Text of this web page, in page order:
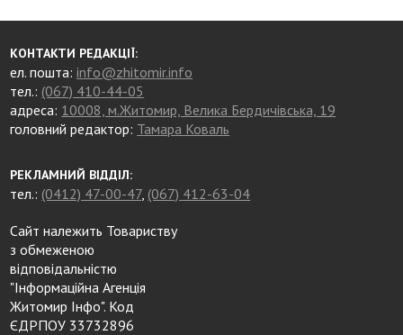
КОНТАКТИ РЕДАКЦІЇ:
ел. пошта:info@zhitomir.info
тел.: (067) 410-44-05
адреса: 10008, м.Житомир, Велика Бердичівська, 19
головний редактор: Тамара Коваль
РЕКЛАМНИЙ ВІДДІЛ:
тел.: (0412) 47-00-47, (067) 412-63-04
Сайт належить Товариству
з обмеженою
відповідальністю
"Інформаційна Агенція
Житомир Інфо". Код
ЄДРПОУ 33732896